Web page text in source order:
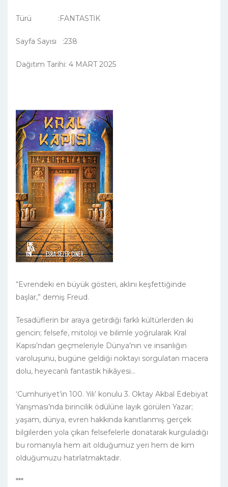
Türü :FANTASTİK
Sayfa Sayısı :238
Dağıtım Tarihi: 4 MART 2025
“Evrendeki en büyük gösteri, aklını keşfettiğinde
başlar,” demiş Freud.
Tesadüflerin bir araya getirdiği farklı kültürlerden iki
gencin; felsefe, mitoloji ve bilimle yoğrularak Kral
Kapısı’ndan geçmeleriyle Dünya’nın ve insanlığın
varoluşunu, bugüne geldiği noktayı sorgulatan macera
dolu, heyecanlı fantastik hikâyesi…
‘Cumhuriyet’in 100. Yılı’ konulu 3. Oktay Akbal Edebiyat
Yarışması’nda birincilik ödülüne layık görülen Yazar;
yaşam, dünya, evren hakkında kanıtlanmış gerçek
bilgilerden yola çıkan felsefelerle donatarak kurguladığı
bu romanıyla hem ait olduğumuz yeri hem de kim
olduğumuzu hatırlatmaktadır.
***